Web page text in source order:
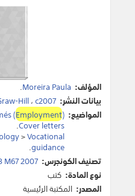
المؤلف: Moreira Paula
.
بيانات النشر:
Hill،c2007
المواضيع:
(Employment)
Cover letters
.
>Vocational
guidance
.
تصنيف الكونجرس: M67 2007
نوع المادة: كتب
المصدر: المكتبة الرئيسية